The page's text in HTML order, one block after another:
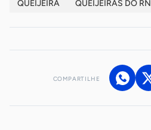
QUEIJEIRA QUEIJEIRAS DO RN
COMPARTILHE